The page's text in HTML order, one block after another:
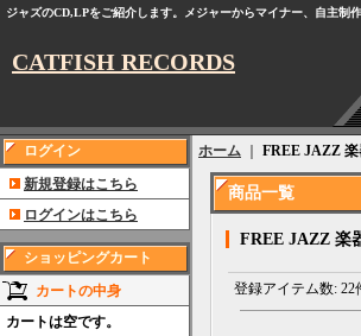
ジャズのCD,LPをご紹介します。メジャーからマイナー、自主制
CATFISH RECORDS
ログイン
新規登録はこちら
ログインはこちら
ショッピングカート
カートの中身
カートは空です。
ホーム FREE JAZZ
商品一覧
FREE JAZZ 楽
登録アイテム数: 22